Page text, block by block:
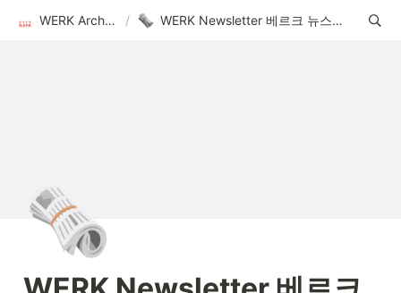
WERK Archive / WERK Newsletter 베르크 뉴스레터
🗞️